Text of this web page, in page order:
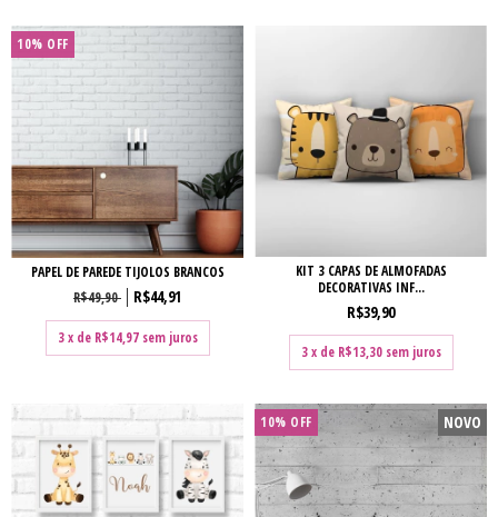
10% OFF
PAPEL DE PAREDE TIJOLOS BRANCOS
R$49,90
R$44,91
3 x de R$14,97 sem juros
KIT 3 CAPAS DE ALMOFADAS
DECORATIVAS INF...
R$39,90
3 x de R$13,30 sem juros
10% OFF NOVO